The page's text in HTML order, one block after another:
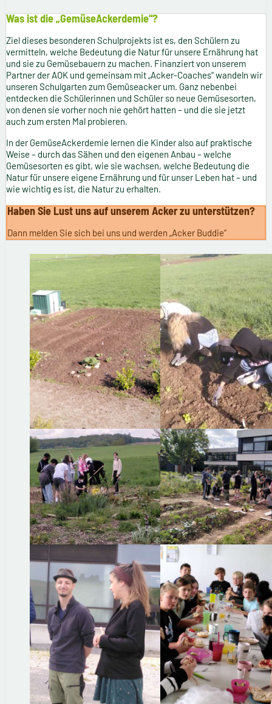
Was ist die „GemüseAckerdemie“?
Ziel dieses besonderen Schulprojekts ist es, den Schülern zu
vermitteln, welche Bedeutung die Natur für unsere Ernährung hat
und sie zu Gemüsebauern zu machen. Finanziert von unserem
Partner der AOK und gemeinsam mit „Acker-Coaches“ wandeln wir
unseren Schulgarten zum Gemüseacker um. Ganz nebenbei
entdecken die Schülerinnen und Schüler so neue Gemüsesorten,
von denen sie vorher noch nie gehört hatten – und die sie jetzt
auch zum ersten Mal probieren.
In der GemüseAckerdemie lernen die Kinder also auf praktische
Weise – durch das Sähen und den eigenen Anbau – welche
Gemüsesorten es gibt, wie sie wachsen, welche Bedeutung die
Natur für unsere eigene Ernährung und für unser Leben hat – und
wie wichtig es ist, die Natur zu erhalten.
Haben Sie Lust uns auf unserem Acker zu unterstützen?
Dann melden Sie sich bei uns und werden „Acker Buddie“